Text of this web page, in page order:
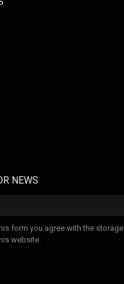
NEWS
form you agree with the
website.